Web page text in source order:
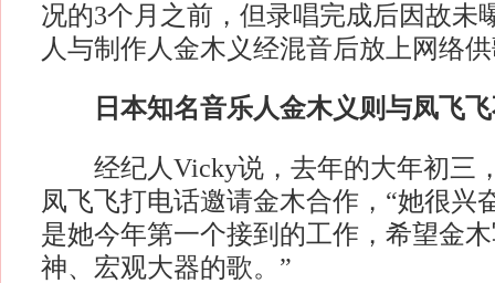
况的3个月之前，但录唱完成后因故未
人与制作人金木义经混音后放上网络
日本知名音乐人金木义则与凤飞
经纪人Vicky说，去年的大年初三
凤飞飞打电话邀请金木合作，“她很兴
是她今年第一个接到的工作，希望金
神、宏观大器的歌。”